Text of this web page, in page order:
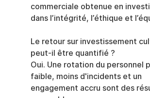
commerciale obtenue en
dans l’intégrité, l’éthique et
Le retour sur investissement
peut-il être quantifié ?
Oui. Une rotation du personnel
faible, moins d'incidents et un
engagement accru sont des